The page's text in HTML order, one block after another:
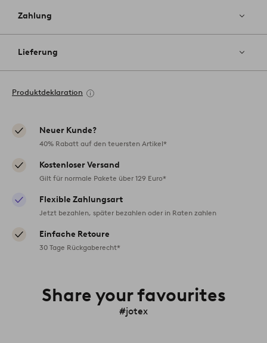
Zahlung
Lieferung
Produktdeklaration
Neuer Kunde?
40% Rabatt auf den teuersten Artikel*
Kostenloser Versand
Gilt für normale Pakete über 129 Euro*
Flexible Zahlungsart
Jetzt bezahlen, später bezahlen oder in Raten zahlen
Einfache Retoure
30 Tage Rückgaberecht*
Share your favourites
#jotex